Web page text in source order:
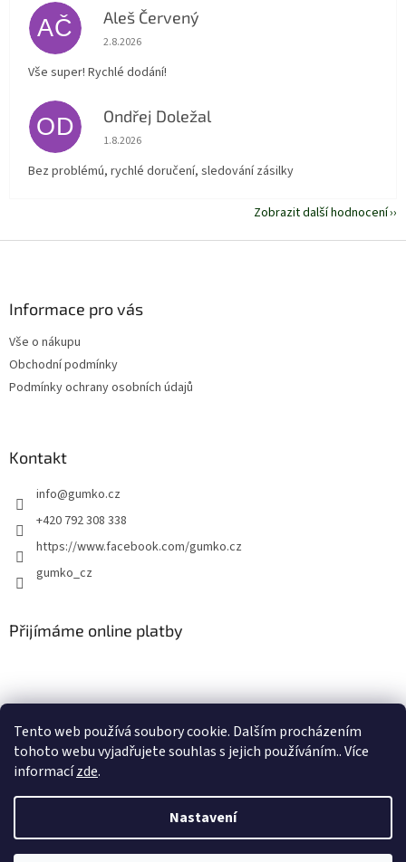
Tento web používá soubory cookie. Dalším procházením
tohoto webu vyjadřujete souhlas s jejich používáním.. Více
informacízde.
Nastavení
AČ Aleš Červený
Hodnocení obchodu je 5 z 5 hvězdiček.
2.8.2026
Vše super! Rychlé dodání!
OD Ondřej Doležal
Hodnocení obchodu je 5 z 5 hvězdiček.
1.8.2026
Bez problémú, rychlé doručení, sledování zásilky
Zobrazit další hodnocení
Informace pro vás
Vše o nákupu
Obchodní podmínky
Podmínky ochrany osobních údajů
Kontakt
info@gumko.cz
+420 792 308 338
https://www.facebook.com/gumko.cz
gumko_cz
Přijímáme online platby
Vytvořil Shoptet
Autokoberce-zubri.cz. Všechna práva vyhrazena.